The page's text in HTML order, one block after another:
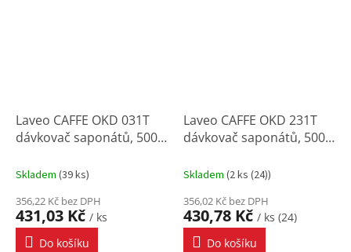
Laveo CAFFE OKD 031T
dávkovač saponátů, 500
Skladem (39 ks)
356,22 Kč bez DPH
431,03 Kč / ks
Do košíku
Laveo CAFFE OKD 231T
dávkovač saponátů, 500
Skladem (2 ks (24))
356,02 Kč bez DPH
430,78 Kč / ks (24)
Do košíku